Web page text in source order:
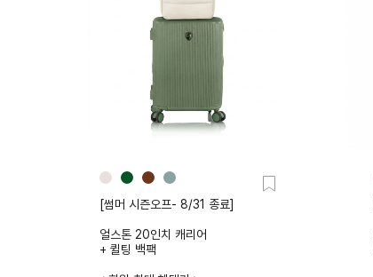
[썸머 시즌오프- 8/31 종료]
얼스톤 20인치 캐리어
+ 퀼팅 백팩